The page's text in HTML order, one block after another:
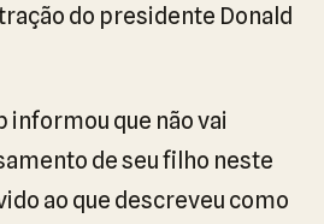
do presidente Donald
informou que não vai
de seu filho neste
ao que descreveu como